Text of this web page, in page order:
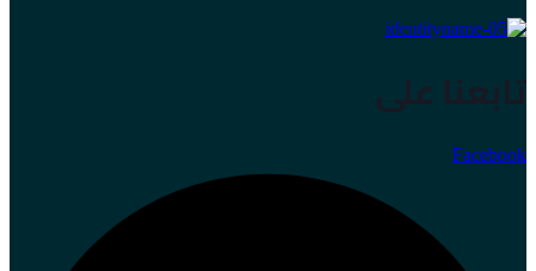
تابعنا على
Facebook